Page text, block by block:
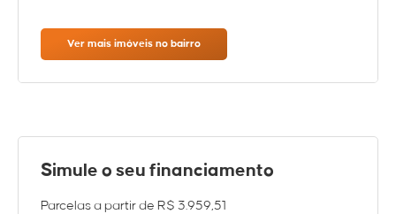
Ver mais imóveis no bairro
Simule o seu financiamento
Parcelas a partir de R$ 3.959,51